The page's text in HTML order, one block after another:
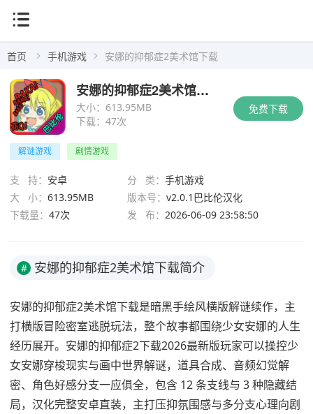
首页 手机游戏 安娜的抑郁症2美术馆下载
免费下载
大小： 613.95MB
下载： 47次
安娜的抑郁症2美术馆下载
解谜游戏 剧情游戏
支 持： 安卓 分 类： 手机游戏
大 小： 613.95MB 版本号： v2.0.1巴比伦汉化
下载量： 47次 发 布： 2026-06-09 23:58:50
# 安娜的抑郁症2美术馆下载简介
安娜的抑郁症2美术馆下载是暗黑手绘风横版解谜续作，主
打横版冒险密室逃脱玩法，整个故事都围绕少女安娜的人生
经历展开。安娜的抑郁症2下载2026最新版玩家可以操控少
女安娜穿梭现实与画中世界解谜，道具合成、音频幻觉解
密、角色好感分支一应俱全，包含 12 条支线与 3 种隐藏结
局，汉化完整安卓直装，主打压抑氛围感与多分支心理向剧